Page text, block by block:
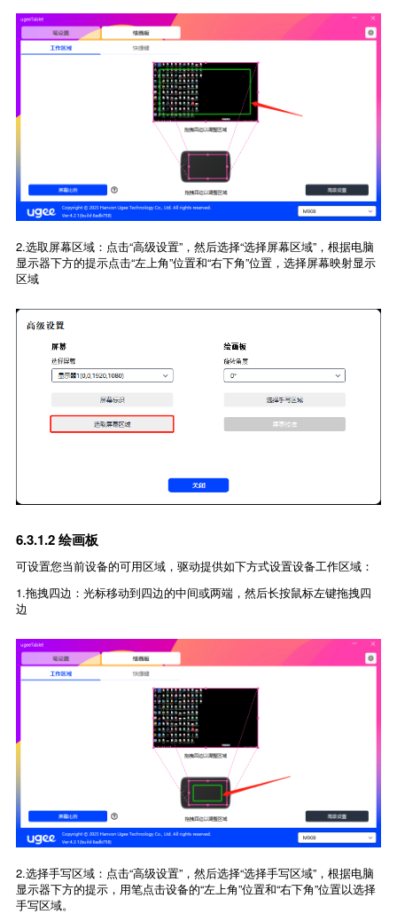
2.选取屏幕区域：点击“高级设置”，然后选择“选择屏幕区域”，根据电脑
显示器下方的提示点击“左上角”位置和“右下角”位置，选择屏幕映射显示
区域
6.3.1.2 绘画板
可设置您当前设备的可用区域，驱动提供如下方式设置设备工作区域：
1.拖拽四边：光标移动到四边的中间或两端，然后长按鼠标左键拖拽四
边
2.选择手写区域：点击“高级设置”，然后选择“选择手写区域”，根据电脑
显示器下方的提示，用笔点击设备的“左上角”位置和“右下角”位置以选择
手写区域。